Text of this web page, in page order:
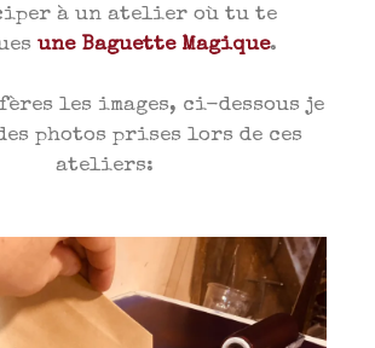
à un atelier où tu te
une Baguette Magique.
les images, ci-dessous je
photos prises lors de ces
ateliers: